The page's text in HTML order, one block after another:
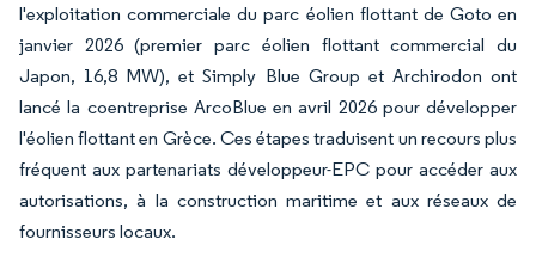
l'exploitation commerciale du parc éolien flottant de Goto en
janvier 2026 (premier parc éolien flottant commercial du
Japon, 16,8 MW), et Simply Blue Group et Archirodon ont
lancé la coentreprise ArcoBlue en avril 2026 pour développer
l'éolien flottant en Grèce. Ces étapes traduisent un recours plus
fréquent aux partenariats développeur-EPC pour accéder aux
autorisations, à la construction maritime et aux réseaux de
fournisseurs locaux.